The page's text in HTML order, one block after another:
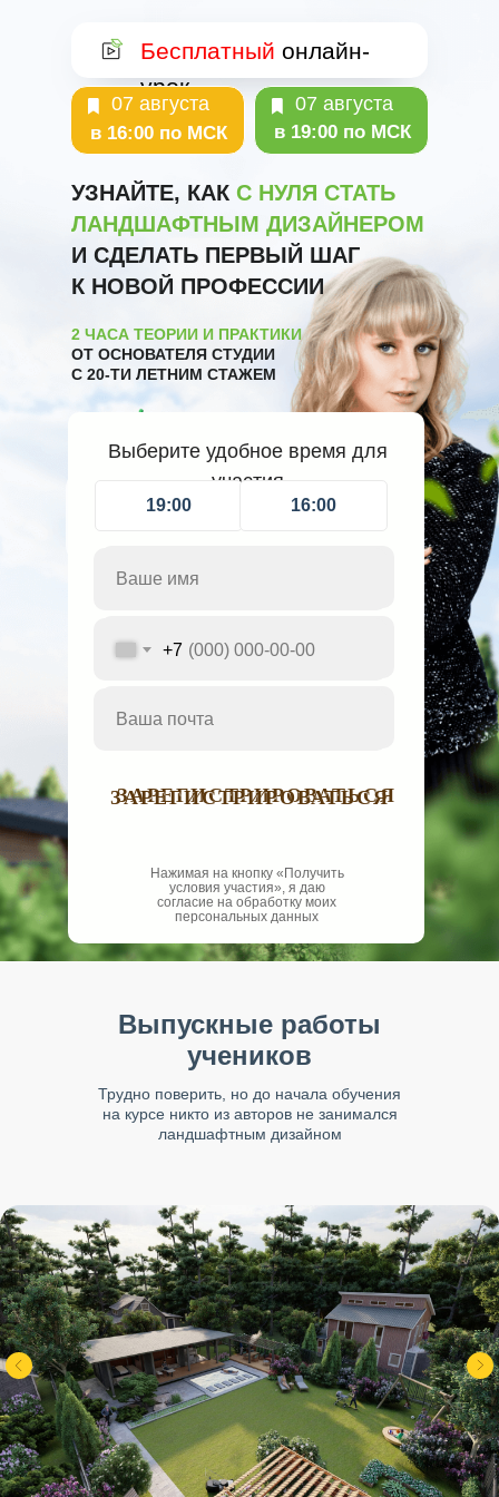
Бесплатный онлайн-
урок
07 августа
в 16:00 по МСК
07 августа
в 19:00 по МСК
УЗНАЙТЕ, КАК С НУЛЯ СТАТЬ
ЛАНДШАФТНЫМ ДИЗАЙНЕРОМ
И СДЕЛАТЬ ПЕРВЫЙ ШАГ
К НОВОЙ ПРОФЕССИИ
2 ЧАСА ТЕОРИИ И ПРАКТИКИ
ОТ ОСНОВАТЕЛЯ СТУДИИ
С 20-ТИ ЛЕТНИМ СТАЖЕМ
Жмите на кнопку,
книгу
Выберите удобное время для
участия
Нажимая на кнопку «Получить
условия участия», я даю
согласие на обработку моих
персональных данных
19:00 16:00
+7
ЗАРЕГИСТРИРОВАТЬСЯ
+7
ЗАРЕГИСТРИРОВАТЬСЯ
Выпускные работы
учеников
Трудно поверить, но до начала обучения
на курсе никто из авторов не занимался
ландшафтным дизайном